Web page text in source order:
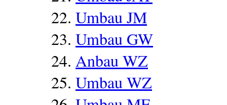
Umbau JM
Umbau GW
Anbau WZ
Umbau WZ